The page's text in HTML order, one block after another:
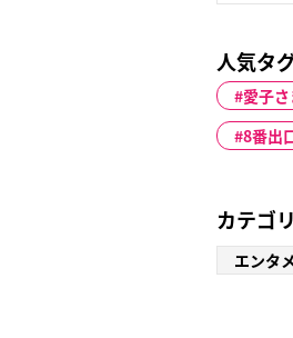
人気タ
愛子さ
8番出
カテゴ
エンタ